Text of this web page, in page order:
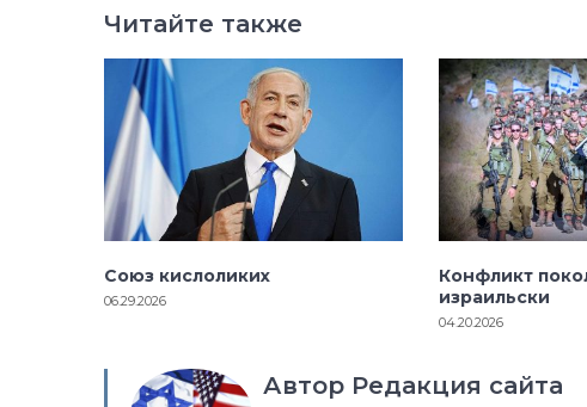
Читайте также
Союз кислоликих
06.29.2026
Конфликт
израильски
04.20.2026
Автор Редакция сайта